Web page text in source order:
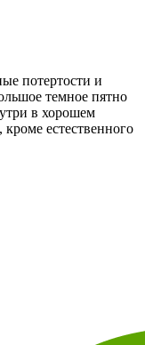
потертости и
темное пятно
в хорошем
естественного